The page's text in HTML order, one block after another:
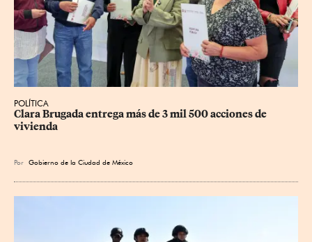
POLÍTICA
Clara Brugada entrega más de 3 mil 500 acciones de
vivienda
Por Gobierno de la Ciudad de México